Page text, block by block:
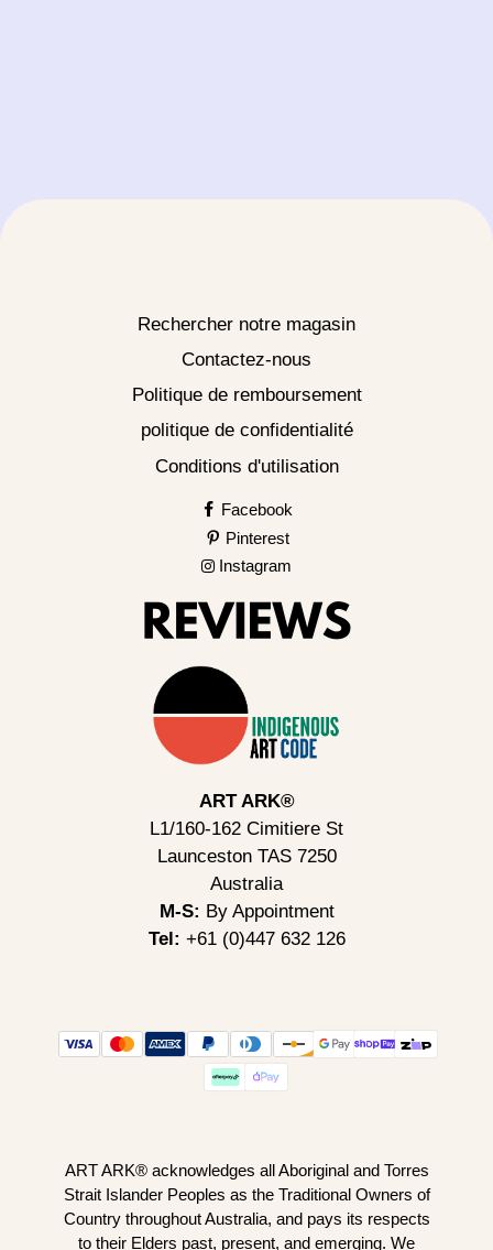
Rechercher notre magasin
Contactez-nous
Politique de remboursement
politique de confidentialité
Conditions d'utilisation
Facebook
Pinterest
Instagram
ART ARK®
L1/160-162 Cimitiere St
Launceston TAS 7250
Australia
M-S: By Appointment
Tel: +61 (0)447 632 126
ART ARK® acknowledges all Aboriginal and Torres
Strait Islander Peoples as the Traditional Owners of
Country throughout Australia, and pays its respects
to their Elders past, present, and emerging. We